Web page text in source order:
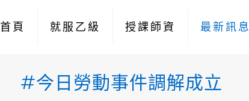
首頁 就服乙級 授課師資 最新訊息
#今日勞動事件調解成立